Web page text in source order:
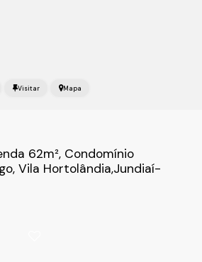
Mapa
62m², Condomínio
Vila Hortolândia,Jundiaí-